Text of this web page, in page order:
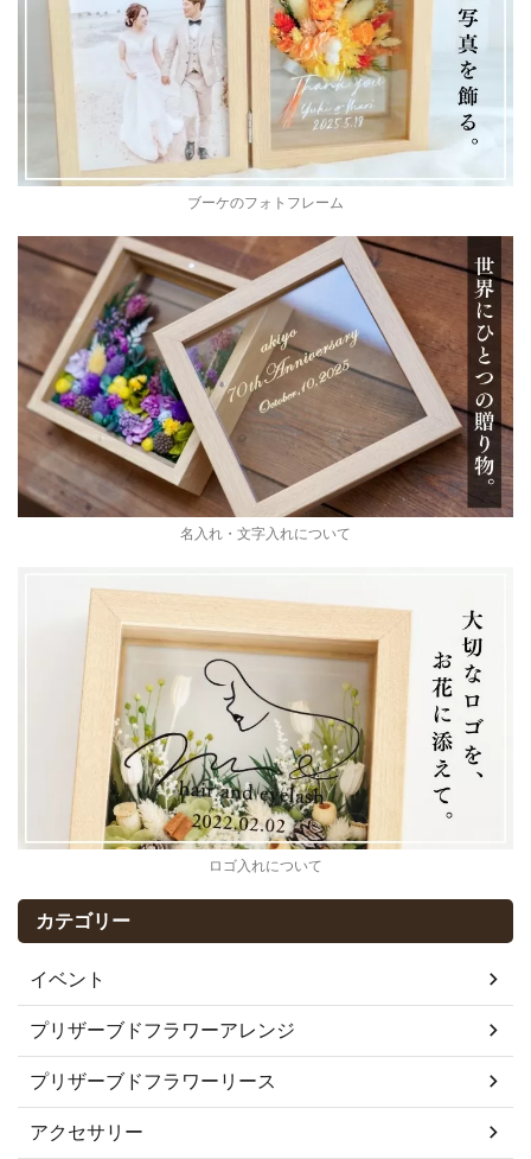
ブーケのフォトフレーム
名入れ・文字入れについて
ロゴ入れについて
カテゴリー
イベント
プリザーブドフラワーアレンジ
プリザーブドフラワーリース
アクセサリー